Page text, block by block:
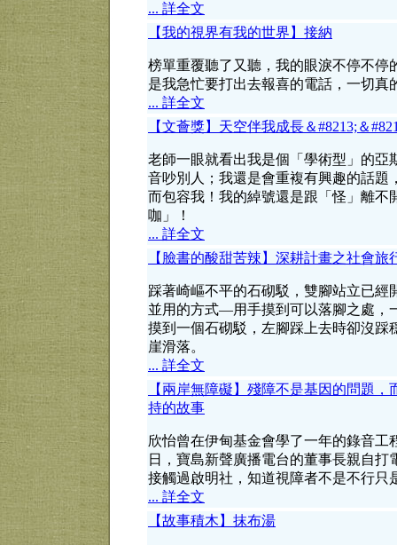
... 詳全文
【我的視界有我的世界】接納
榜單重覆聽了又聽，我的眼淚不停不
是我急忙要打出去報喜的電話，一切真
... 詳全文
【文薈獎】天空伴我成長＆#8213;＆
老師一眼就看出我是個「學術型」的
音吵別人；我還是會重複有興趣的話
而包容我！我的綽號還是跟「怪」離
咖」！
... 詳全文
【臉書的酸甜苦辣】深耕計畫之社會旅
踩著崎嶇不平的石砌駁，雙腳站立已
並用的方式—用手摸到可以落腳之處，
摸到一個石砌駁，左腳踩上去時卻沒
崖滑落。
... 詳全文
【兩岸無障礙】殘障不是基因的問題
持的故事
欣怡曾在伊甸基金會學了一年的錄音
日，寶島新聲廣播電台的董事長親自
接觸過啟明社，知道視障者不是不行
... 詳全文
【故事積木】抹布湯